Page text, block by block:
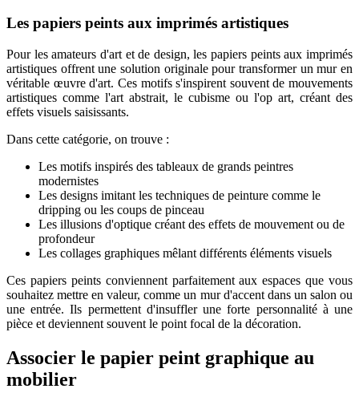
Les papiers peints aux imprimés artistiques
Pour les amateurs d'art et de design, les papiers peints aux imprimés
artistiques offrent une solution originale pour transformer un mur en
véritable œuvre d'art. Ces motifs s'inspirent souvent de mouvements
artistiques comme l'art abstrait, le cubisme ou l'op art, créant des
effets visuels saisissants.
Dans cette catégorie, on trouve :
Les motifs inspirés des tableaux de grands peintres
modernistes
Les designs imitant les techniques de peinture comme le
dripping ou les coups de pinceau
Les illusions d'optique créant des effets de mouvement ou de
profondeur
Les collages graphiques mêlant différents éléments visuels
Ces papiers peints conviennent parfaitement aux espaces que vous
souhaitez mettre en valeur, comme un mur d'accent dans un salon ou
une entrée. Ils permettent d'insuffler une forte personnalité à une
pièce et deviennent souvent le point focal de la décoration.
Associer le papier peint graphique au
mobilier